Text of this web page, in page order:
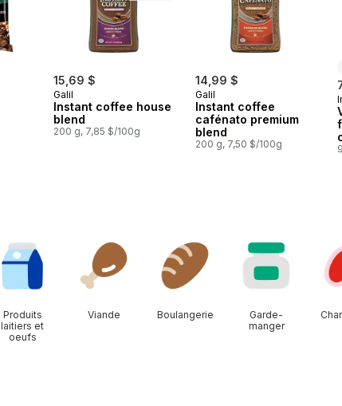
15,69 $
Galil
Instant coffee house
blend
200 g, 7,85 $/100g
14,99 $
Galil
Instant coffee
cafénato premium
blend
200 g, 7,50 $/100g
Produits
laitiers et
oeufs
Viande Boulangerie
Garde-
manger